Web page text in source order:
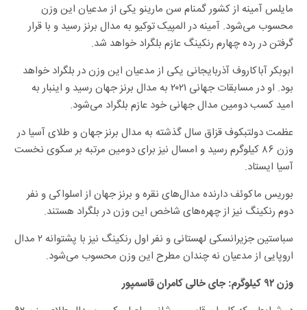
مایلس آمینه از کشور گمنام سن مارینو یکی از مدعیان این وزن
محسوب می‌شود. آمینه در المپیک توکیو به مدال برنز رسید و با قرار
گرفتن در رده چهارم رنکینگ عازم بلگراد خواهد شد.
ابوبکر آباکاروف آذربایجانی یکی از مدعیان این وزن در بلگراد خواهد
بود. او در مسابقات جهانی ۲۰۲۱ به مدال برنز جهان رسید و اینبار به
امید کسب دومین مدال جهانی خود عازم بلگراد می‌شود.
عظمت دولتبکوف قزاق سال گذشته به مدال برنز جهان و طلای آسیا در
وزن ۸۶ کیلوگرم رسید و امسال نیز برای دومین مرتبه بر سکوی نخست
آسیا ایستاد.
بوریس ماکوئف دارنده مدال‌های نقره و برنز جهان از اسلواکی و نفر
دوم رنکینگ نیز از چهره‌های شاخص این وزن در بلگراد هستند.
سباستین جزیرانسکی لهستانی و نفر اول رنکینگ نیز با پشتوانه ۲ مدال
اروپایی از مدعیان نه چندان مطرح این وزن محسوب می‌شود.
وزن ۹۲ کیلوگرم: جای خالی کامران قاسمپور